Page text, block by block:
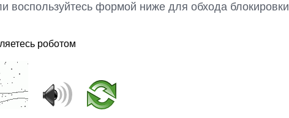
воспользуйтесь формой ниже для обхода блокировки
роботом